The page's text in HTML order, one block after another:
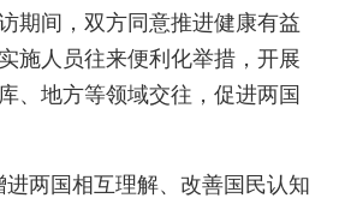
期间，双方同意推进健康有益
施人员往来便利化举措，开展
、地方等领域交往，促进两国
进两国相互理解、改善国民认知